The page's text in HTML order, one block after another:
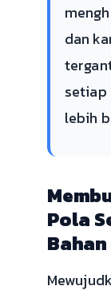
dan
setiap
lebih
Pola